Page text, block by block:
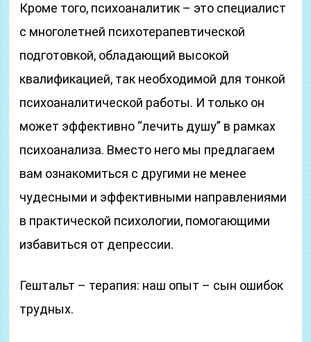
Кроме того, психоаналитик – это специалист
с многолетней психотерапевтической
подготовкой, обладающий высокой
квалификацией, так необходимой для тонкой
психоаналитической работы. И только он
может эффективно “лечить душу” в рамках
психоанализа. Вместо него мы предлагаем
вам ознакомиться с другими не менее
чудесными и эффективными направлениями
в практической психологии, помогающими
избавиться от депрессии.
Гештальт – терапия: наш опыт – сын ошибок
трудных.